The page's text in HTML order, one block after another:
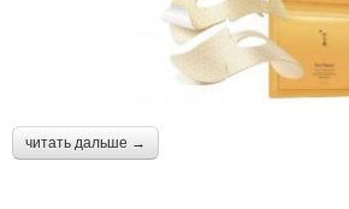
читать дальше →